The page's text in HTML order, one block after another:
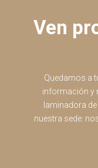
Ven
Quedamos a
información y
laminadora
nuestra sede: